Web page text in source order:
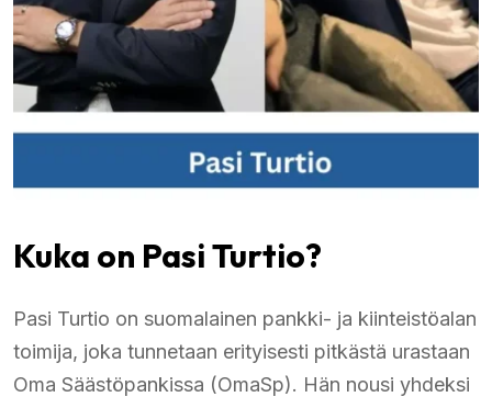
Kuka on Pasi Turtio?
Pasi Turtio on suomalainen pankki- ja kiinteistöalan
toimija, joka tunnetaan erityisesti pitkästä urastaan
Oma Säästöpankissa (OmaSp). Hän nousi yhdeksi